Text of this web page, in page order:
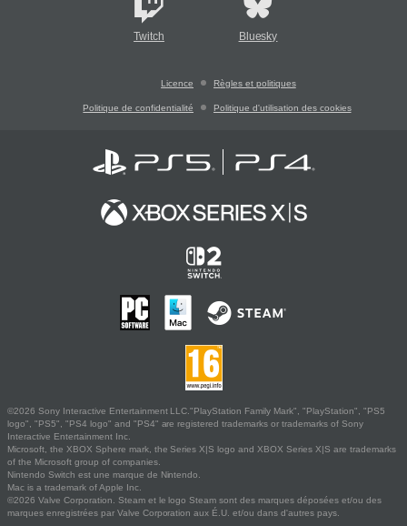
Twitch Bluesky
Licence Règles et politiques
Politique de confidentialité Politique d'utilisation des cookies
©2026 Sony Interactive Entertainment LLC."PlayStation Family Mark", "PlayStation", "PS5
logo", "PS5", "PS4 logo" and "PS4" are registered trademarks or trademarks of Sony
Interactive Entertainment Inc.
Microsoft, the XBOX Sphere mark, the Series X|S logo and XBOX Series X|S are trademarks
of the Microsoft group of companies.
Nintendo Switch est une marque de Nintendo.
Mac is a trademark of Apple Inc.
©2026 Valve Corporation. Steam et le logo Steam sont des marques déposées et/ou des
marques enregistrées par Valve Corporation aux É.U. et/ou dans d'autres pays.